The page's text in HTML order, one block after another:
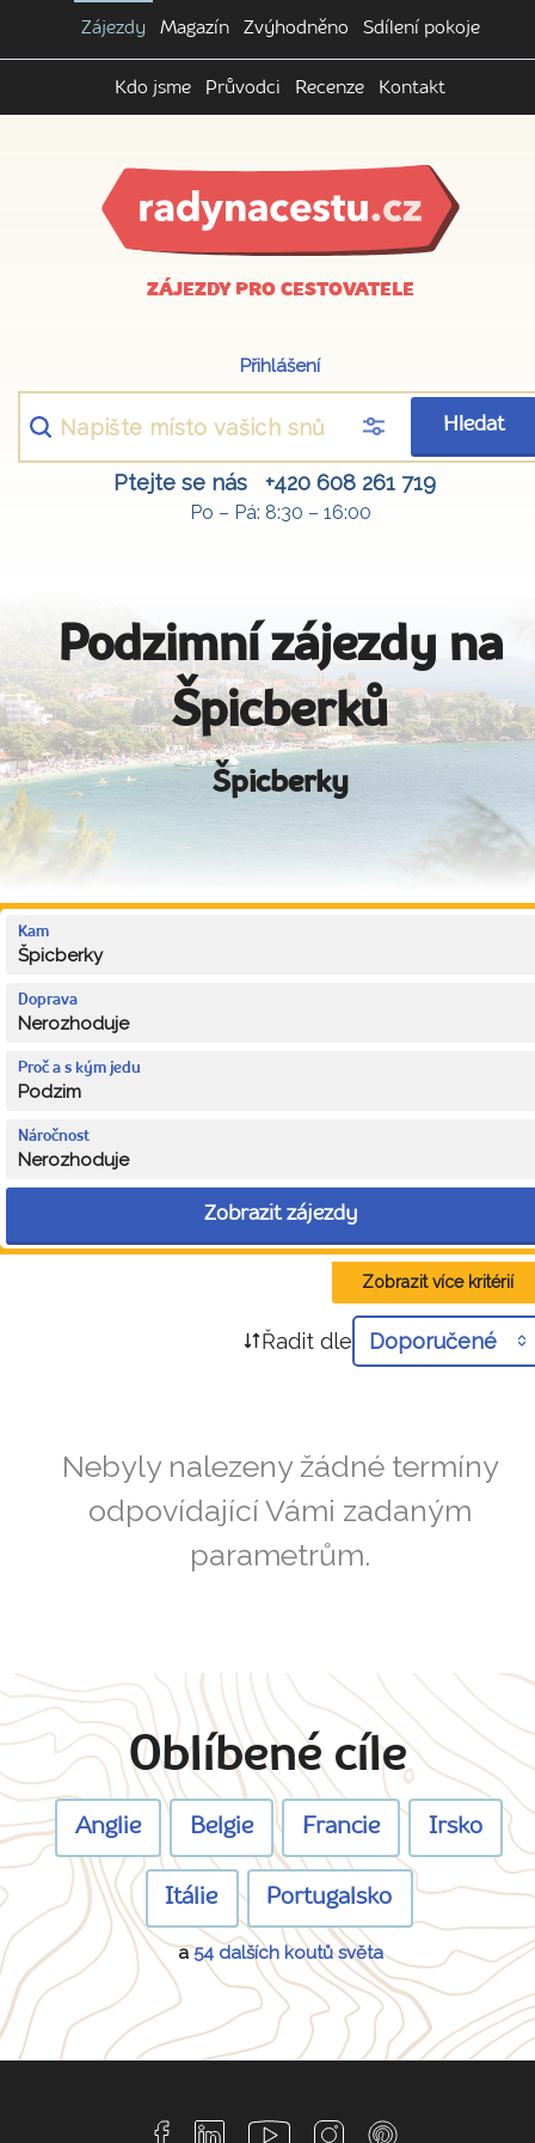
Zájezdy Magazín Zvýhodněno Sdílení pokoje
Kdo jsme Průvodci Recenze Kontakt
ZÁJEZDY PRO CESTOVATELE
Přihlášení
Hledat
Ptejte se nás +420 608 261 719
Po – Pá: 8:30 – 16:00
Podzimní zájezdy na
Špicberků
Špicberky
Kam
Špicberky
Doprava
Nerozhoduje
Proč a s kým jedu
Podzim
Náročnost
Nerozhoduje
Zobrazit zájezdy
Zobrazit více kritérií
Řadit dle Doporučené
Nebyly nalezeny žádné termíny
odpovídající Vámi zadaným
parametrům.
Oblíbené cíle
Anglie Belgie Francie Irsko
Itálie Portugalsko
a54 dalších koutů světa